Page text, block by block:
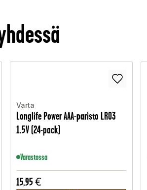
Varta
Longlife Power AAA-paristo LR03
1.5V (24-pack)
Varastossa
15,95 €